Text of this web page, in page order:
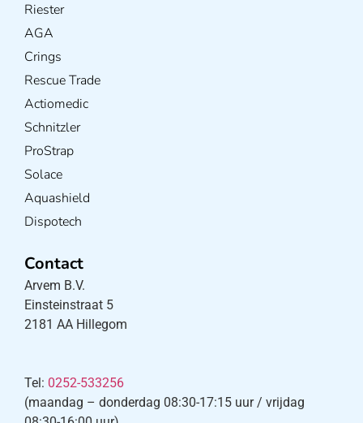
Riester
AGA
Crings
Rescue Trade
Actiomedic
Schnitzler
ProStrap
Solace
Aquashield
Dispotech
Contact
Arvem B.V.
Einsteinstraat 5
2181 AA Hillegom
Tel: 0252-533256
(maandag – donderdag 08:30-17:15 uur / vrijdag